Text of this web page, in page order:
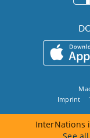
Imprint
InterNations